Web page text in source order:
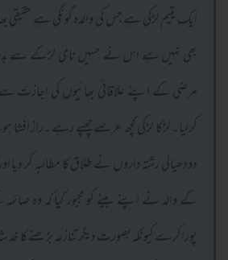
ایک یتیم لڑکی ہے جس کی والدہ گونگی ہے حقیقی
بھی نہیں ہے اس نے حسیں نامی لڑکے سے
مرضی کے اپنے علاقائی بھائیوں کی اجازت سے
کرلیا۔ لڑکا لڑکی کچھ عرصے چھپے رہے ۔راز افشا
دودھیالی رشتہ داروں نے طلاق کا مطالبہ کر دیا
کے والد نے اپنے بیٹے کو مجبور کیا کہ وہ
پوراکرے کیونکہ بصورت دیگر تنازعہ بڑھنے کا خد